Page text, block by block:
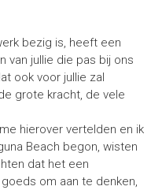
bezig is, heeft een
van jullie die pas bij ons
ook voor jullie zal
grote kracht, de vele
hierover vertelden en ik
Beach begon, wisten
dat het een
om aan te denken,